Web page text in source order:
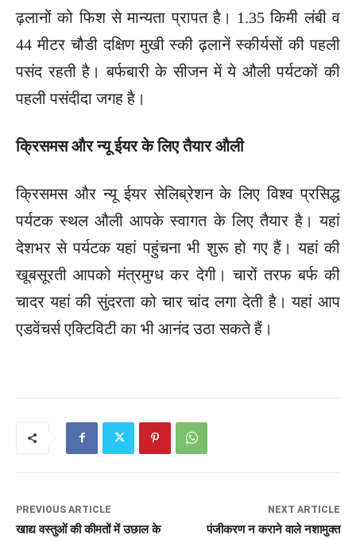
ढ़लानों को फिश से मान्यता प्रापत है। 1.35 किमी लंबी व
44 मीटर चौडी दक्षिण मुखी स्की ढ़लानें स्कीर्यसों की पहली
पसंद रहती है। बर्फबारी के सीजन में ये औली पर्यटकों की
पहली पसंदीदा जगह है।
क्रिसमस और न्यू ईयर के लिए तैयार औली
क्रिसमस और न्यू ईयर सेलिब्रेशन के लिए विश्व प्रसिद्ध
पर्यटक स्थल औली आपके स्वागत के लिए तैयार है। यहां
देशभर से पर्यटक यहां पहुंचना भी शुरू हो गए हैं। यहां की
खूबसूरती आपको मंत्रमुग्ध कर देगी। चारों तरफ बर्फ की
चादर यहां की सुंदरता को चार चांद लगा देती है। यहां आप
एडवेंचर्स एक्टिविटी का भी आनंद उठा सकते हैं।
PREVIOUS ARTICLE
खाद्य वस्तुओं की कीमतों में उछाल के
NEXT ARTICLE
पंजीकरण न कराने वाले नशामुक्त